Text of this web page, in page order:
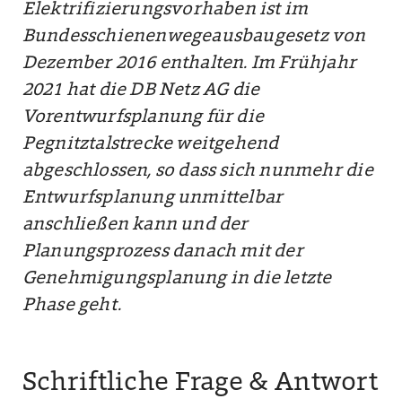
Elektrifizierungsvorhaben ist im
Bundesschienenwegeausbaugesetz von
Dezember 2016 enthalten. Im Frühjahr
2021 hat die DB Netz AG die
Vorentwurfsplanung für die
Pegnitztalstrecke weitgehend
abgeschlossen, so dass sich nunmehr die
Entwurfsplanung unmittelbar
anschließen kann und der
Planungsprozess danach mit der
Genehmigungsplanung in die letzte
Phase geht.
Schriftliche Frage & Antwort